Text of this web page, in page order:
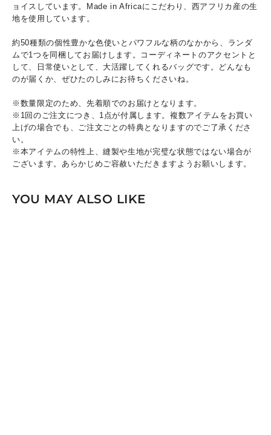
ョイスしています。Made in Africaにこだわり、西アフリカ産の生
地を使用しています。
約50種類の個性豊かな色使いとパワフルな柄のなかから、ランダ
ムで1つを同梱してお届けします。コーディネートのアクセントと
して、日常使いとして、大活躍してくれるバッグです。どんなも
のが届くか、ぜひたのしみにお待ちくださいね。
※数量限定のため、先着順でのお届けとなります。
※1回のご注文につき、1点が付属します。複数アイテムをお買い
上げの場合でも、ご注文ごとの特典となりますのでご了承くださ
い。
※本アイテムの特性上、縫製や生地が完璧な状態ではない場合が
ございます。あらかじめご容赦いただきますようお願いします。
YOU MAY ALSO LIKE